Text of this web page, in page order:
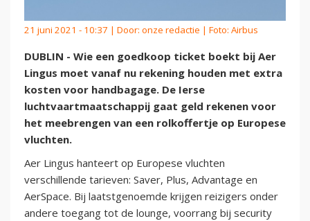
21 juni 2021 - 10:37 | Door: onze redactie | Foto: Airbus
DUBLIN - Wie een goedkoop ticket boekt bij Aer
Lingus moet vanaf nu rekening houden met extra
kosten voor handbagage. De Ierse
luchtvaartmaatschappij gaat geld rekenen voor
het meebrengen van een rolkoffertje op Europese
vluchten.
Aer Lingus hanteert op Europese vluchten
verschillende tarieven: Saver, Plus, Advantage en
AerSpace. Bij laatstgenoemde krijgen reizigers onder
andere toegang tot de lounge, voorrang bij security